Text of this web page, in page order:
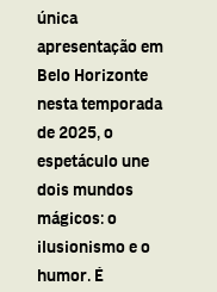
única
apresentação em
Belo Horizonte
nesta temporada
de 2025, o
espetáculo une
dois mundos
mágicos: o
ilusionismo e o
humor. É